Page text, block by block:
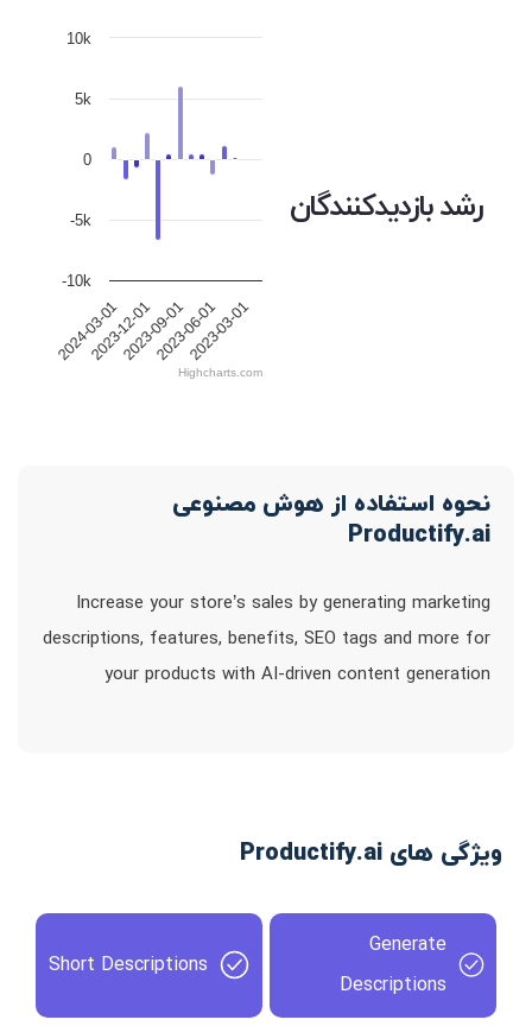
رشد بازدیدکنندگان
2024-03-01
2023-12-012023-09-012023-06-012023-03-01
-10k
-5k
0
5k
10k
Highcharts.com
نحوه استفاده از هوش مصنوعی
Productify.ai
Increase your store’s sales by generating marketing
descriptions, features, benefits, SEO tags and more for
your products with AI-driven content generation
ویژگی های Productify.ai
Generate
Descriptions
Short Descriptions